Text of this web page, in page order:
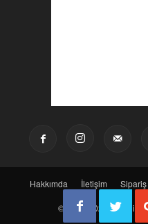
Hakkımda İletişim Sipariş
© 2016-2025 Bir Dilim